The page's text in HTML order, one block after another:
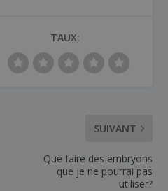
TAUX:
SUIVANT
Que faire des embryons
que je ne pourrai pas
utiliser?